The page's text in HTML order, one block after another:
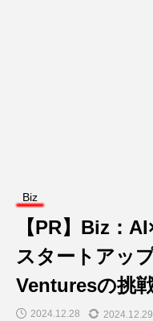
Biz
【PR】Biz：
スタートアッ
Venturesの挑
2024.12.28 2024.12.29